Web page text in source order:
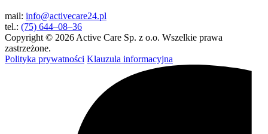
mail: info@activecare24.pl
tel.: (75) 644–08–36
Copyright © 2026 Active Care Sp. z o.o. Wszelkie prawa
zastrzeżone.
Polityka prywatności Klauzula informacyjna